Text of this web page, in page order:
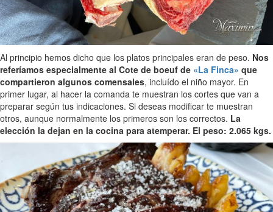
Al principio hemos dicho que los platos principales eran de peso. Nos
referíamos especialmente al Cote de boeuf de «La Finca» que
compartieron algunos comensales, incluído el niño mayor. En
primer lugar, al hacer la comanda te muestran los cortes que van a
preparar según tus indicaciones. Si deseas modificar te muestran
otros, aunque normalmente los primeros son los correctos. La
elección la dejan en la cocina para atemperar. El peso: 2.065 kgs.